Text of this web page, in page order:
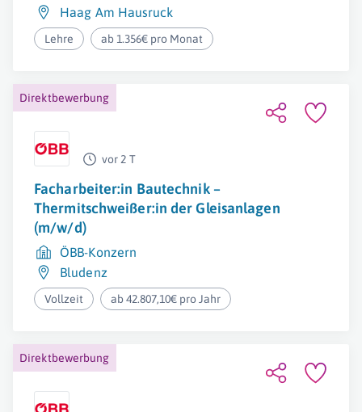
Haag Am Hausruck
Lehre ab 1.356€ pro Monat
Direktbewerbung
vor 2 T
Facharbeiter:in Bautechnik –
Thermitschweißer:in der Gleisanlagen
(m/w/d)
ÖBB-Konzern
Bludenz
Vollzeit ab 42.807,10€ pro Jahr
Direktbewerbung